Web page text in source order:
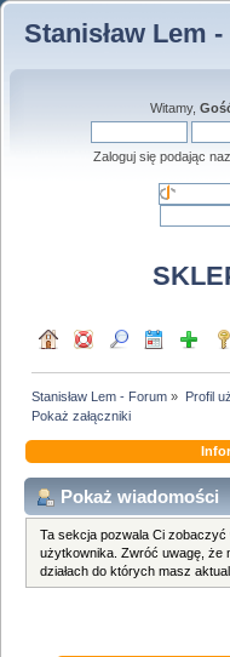
Stanisław Lem
Witamy,
Zaloguj się podając
Stanisław Lem - Forum » Profil
Pokaż załączniki
Pokaż wiadomości
Ta sekcja pozwala Ci
użytkownika. Zwróć uwagę, że
działach do których masz